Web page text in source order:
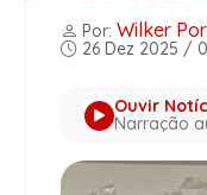
Por: Wilker
26 Dez 2025 /
Ouvir
Narração